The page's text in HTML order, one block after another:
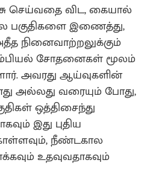
செய்வதை விட, கையால்
பகுதிகளை இணைத்து,
நினைவாற்றலுக்கும்
சோதனைகள் மூலம்
அவரது ஆய்வுகளின்
அல்லது வரையும் போது,
ஒத்திசைந்து
இது புதிய
நீண்டகால
உதவுவதாகவும்